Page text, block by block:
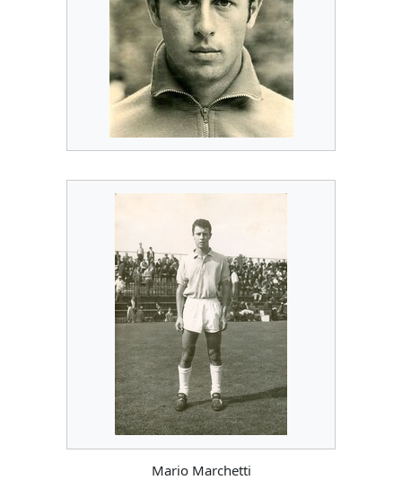
Mario Marchetti